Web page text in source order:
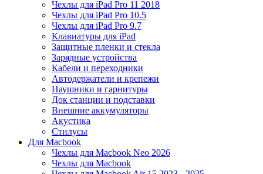
Чехлы для iPad Pro 11 2018
Чехлы для iPad Pro 10.5
Чехлы для iPad Pro 9.7
Клавиатуры для iPad
Защитные пленки и стекла
Зарядные устройства
Кабели и переходники
Автодержатели и крепежи
Наушники и гарнитуры
Док станции и подставки
Внешние аккумуляторы
Акустика
Стилусы
Для Macbook
Чехлы для Macbook Neo 2026
Чехлы для Macbook